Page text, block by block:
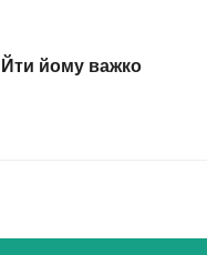
Йти йому важко